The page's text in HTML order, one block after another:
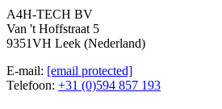
A4H-TECH BV
Van 't Hoffstraat 5
9351VH Leek (Nederland)
E-mail: [email protected]
Telefoon: +31 (0)594 857 193